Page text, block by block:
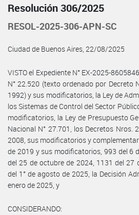
Resolución 306/2025
RESOL-2025-306-APN-SC
Ciudad de Buenos Aires, 22/08/2025
VISTO el Expediente N° EX-2025-
N° 22.520 (texto ordenado por Decreto
1992) y sus modificatorios, la Ley de
los Sistemas de Control del Sector
modificatorios, la Ley de Presupuesto
Nacional N° 27.701, los Decretos Nros.
2008, sus modificatorios y
de 2019 y sus modificatorios, 993 del 6
del 25 de octubre de 2024, 1131 del 27
del 1° de agosto de 2025, la Decisión
enero de 2025, y
CONSIDERANDO: